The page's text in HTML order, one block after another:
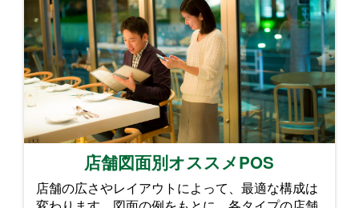
店舗図面別オススメPOS
店舗の広さやレイアウトによって、最適な構成は